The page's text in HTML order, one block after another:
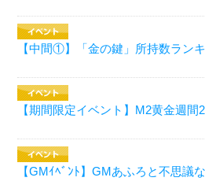
【中間①】「金の鍵」所持数ラン
【期間限定イベント】M2黄金週間
【GMｲﾍﾞﾝﾄ】GMあふろと不思議